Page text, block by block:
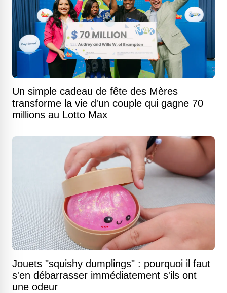
Un simple cadeau de fête des Mères
transforme la vie d'un couple qui gagne 70
millions au Lotto Max
Jouets "squishy dumplings" : pourquoi il faut
s'en débarrasser immédiatement s'ils ont
une odeur